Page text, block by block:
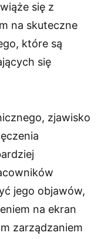
się z
na skuteczne
które są
się
zjawisko
jego objawów,
na ekran
zarządzaniem